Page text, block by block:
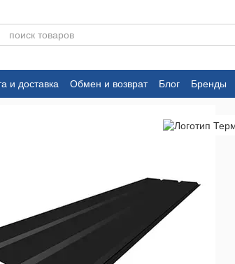
и доставка Обмен и возврат Блог Бренды